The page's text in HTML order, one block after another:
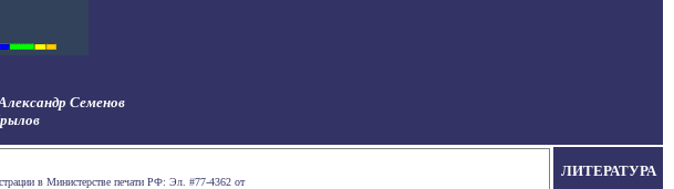
Семенов
в Министерстве печати РФ: Эл. #77-4362 от
ЛИТЕРАТУРА